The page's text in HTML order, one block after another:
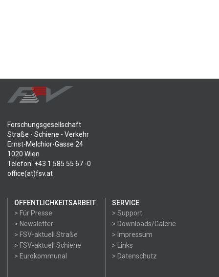
Forschungsgesellschaft
Straße - Schiene - Verkehr
Ernst-Melchior-Gasse 24
1020 Wien
Telefon: +43 1 585 55 67 -0
office(at)fsv.at
ÖFFENTLICHKEITSARBEIT
> Für Presse
> Newsletter
> FSV-aktuell Straße
> FSV-aktuell Schiene
> Eurokommunal
SERVICE
> Support
> Downloads/Galerie
> Impressum
> Links
> Datenschutz